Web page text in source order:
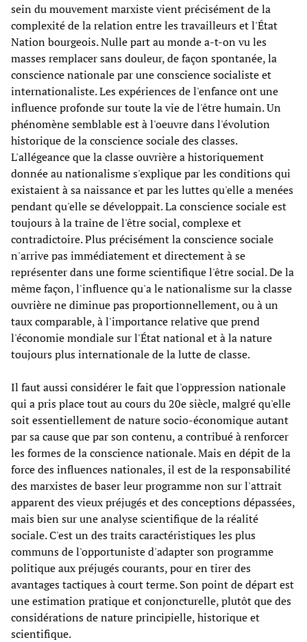
sein du mouvement marxiste vient précisément de la
complexité de la relation entre les travailleurs et l'État
Nation bourgeois. Nulle part au monde a-t-on vu les
masses remplacer sans douleur, de façon spontanée, la
conscience nationale par une conscience socialiste et
internationaliste. Les expériences de l'enfance ont une
influence profonde sur toute la vie de l'être humain. Un
phénomène semblable est à l'oeuvre dans l'évolution
historique de la conscience sociale des classes.
L'allégeance que la classe ouvrière a historiquement
donnée au nationalisme s'explique par les conditions qui
existaient à sa naissance et par les luttes qu'elle a menées
pendant qu'elle se développait. La conscience sociale est
toujours à la traîne de l'être social, complexe et
contradictoire. Plus précisément la conscience sociale
n'arrive pas immédiatement et directement à se
représenter dans une forme scientifique l'être social. De la
même façon, l'influence qu'a le nationalisme sur la classe
ouvrière ne diminue pas proportionnellement, ou à un
taux comparable, à l'importance relative que prend
l'économie mondiale sur l'État national et à la nature
toujours plus internationale de la lutte de classe.
Il faut aussi considérer le fait que l'oppression nationale
qui a pris place tout au cours du 20e siècle, malgré qu'elle
soit essentiellement de nature socio-économique autant
par sa cause que par son contenu, a contribué à renforcer
les formes de la conscience nationale. Mais en dépit de la
force des influences nationales, il est de la responsabilité
des marxistes de baser leur programme non sur l'attrait
apparent des vieux préjugés et des conceptions dépassées,
mais bien sur une analyse scientifique de la réalité
sociale. C'est un des traits caractéristiques les plus
communs de l'opportuniste d'adapter son programme
politique aux préjugés courants, pour en tirer des
avantages tactiques à court terme. Son point de départ est
une estimation pratique et conjoncturelle, plutôt que des
considérations de nature principielle, historique et
scientifique.